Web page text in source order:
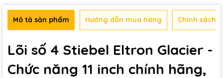
Mô tả sản phẩm Hướng dẫn mua hàng Chính sách
Lõi số 4 Stiebel Eltron Glacier -
Chức năng 11 inch chính hãng,